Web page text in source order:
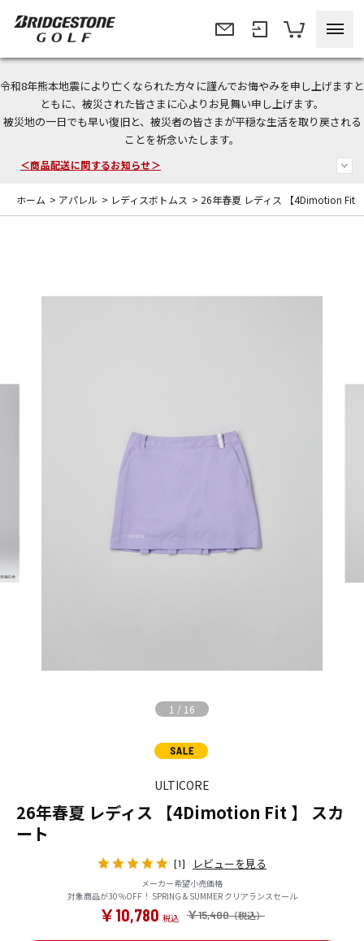
令和8年熊本地震により亡くなられた方々に謹んでお悔やみを申し上げますと
ともに、被災された皆さまに心よりお見舞い申し上げます。
被災地の一日でも早い復旧と、被災者の皆さまが平穏な生活を取り戻される
ことを祈念いたします。
今なら新規会員登録で1,000円OFFクーポンプレゼント！
＜商品配送に関するお知らせ＞
＜夏季休暇中のご注文・発送・お問い合わせ＞
ホーム > アパレル > レディスボトムス > 26年春夏 レディス 【4Dimotion Fit
1 / 16
ULTICORE
26年春夏 レディス 【4Dimotion Fit 】 スカ
ート
[1] レビューを見る
メーカー希望小売価格
対象商品が30％OFF！ SPRING & SUMMER クリアランスセール
￥15,400
￥10,780